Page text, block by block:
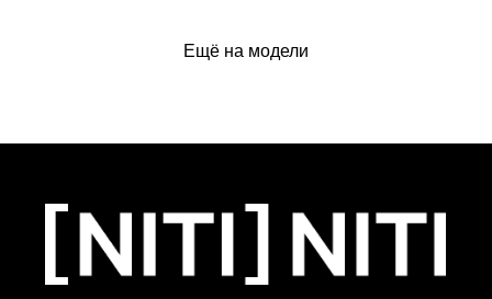
Ещё на модели
Доставка
Обмен и возврат
КОМПАНИЯ